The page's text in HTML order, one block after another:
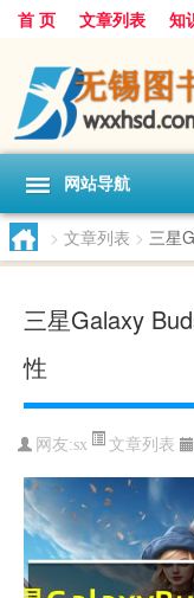
首 页 文章列表 知
网站导航
> 文章列表 > 三星
三星Galaxy
性
网友:sx 文章列表